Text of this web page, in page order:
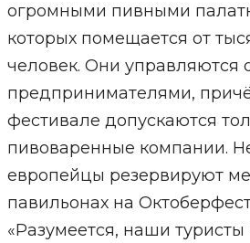
огромными пивными
которых помещается от
человек. Они
предпринимателями,
фестивале допускаются
пивоваренные компании.
европейцы резервируют
павильонах на
«Разумеется, наши